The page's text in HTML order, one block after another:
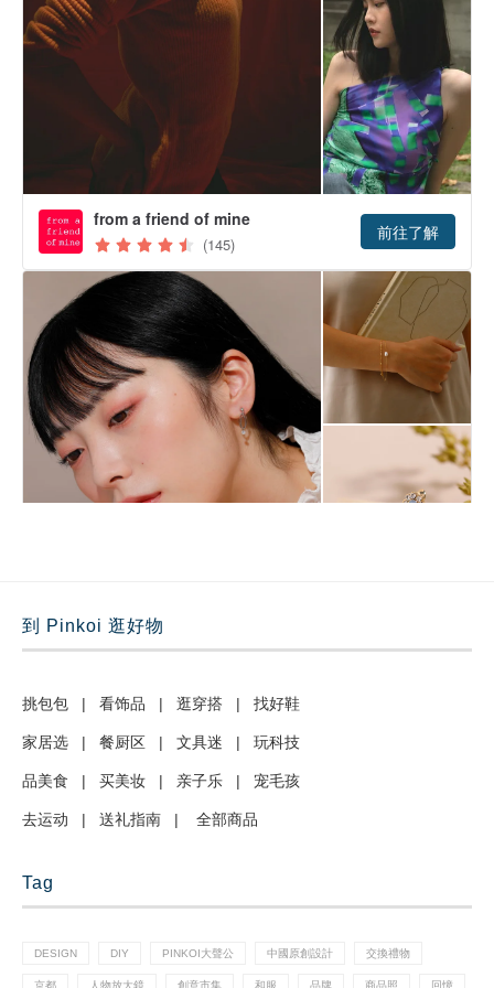
到 Pinkoi 逛好物
挑包包 | 看饰品 | 逛穿搭 | 找好鞋
家居选 | 餐厨区 | 文具迷 | 玩科技
品美食 | 买美妆 | 亲子乐 | 宠毛孩
去运动 | 送礼指南 | 全部商品
Tag
DESIGN DIY PINKOI大聲公 中國原創設計 交換禮物
京都 人物放大鏡 創意市集 和服 品牌 商品照 回憶